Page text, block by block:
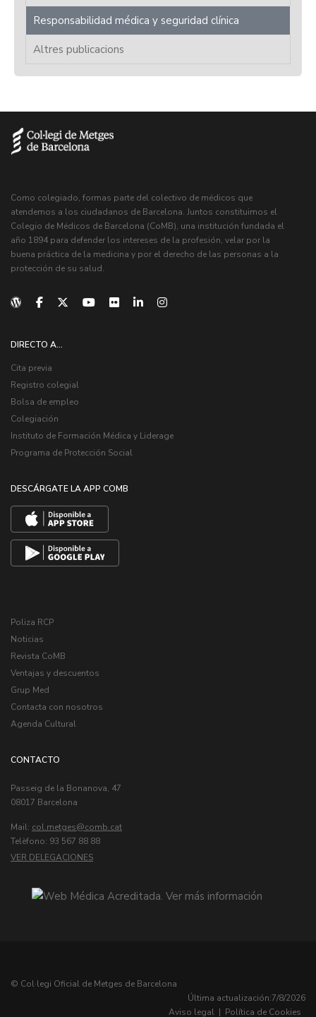
Responsabilidad médica y seguridad clínica
Altres publicacions
Como colegiado, formas parte del colectivo de médicos que
atendemos a los ciudadanos de Barcelona. Juntos constituimos el
Colegio de Médicos de Barcelona (CoMB), una institución fundada el
año 1894 para defender los intereses de la profesión, velar por la
buena práctica de la medicina y por el derecho de las personas a la
protección de su salud.
DIRECTO A...
Cita previa
Registro colegial
Bolsa de empleo
Colegiación
Instituto de Formación Médica y Liderage
Programa de Protección Social
DESCÁRGATE LA APP COMB
Poliza RCP
Noticias
Revista CoMB
Ventajas y descuentos
Grup Med
Contacta con nosotros
Agenda Cultural
CONTACTO
Passeig de la Bonanova, 47
08017 Barcelona
Mail: col.metges
Telèfono: 93 567 88 88
VER DELEGACIONES
© Col·legi Oficial de Metges de Barcelona
Última actualización:7/8/2026
Aviso legal | Política de Cookies